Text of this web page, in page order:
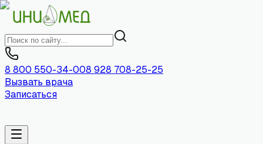
8 800 550-34-008 928 708-25-25
Вызвать врача
Записаться